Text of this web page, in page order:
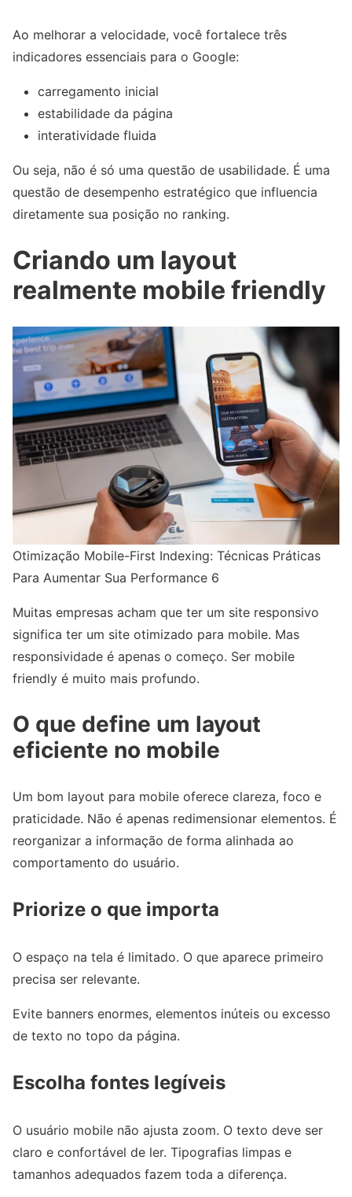
Ao melhorar a velocidade, você fortalece três
indicadores essenciais para o Google:
carregamento inicial
estabilidade da página
interatividade fluida
Ou seja, não é só uma questão de usabilidade. É uma
questão de desempenho estratégico que influencia
diretamente sua posição no ranking.
Criando um layout
realmente mobile friendly
Otimização Mobile-First Indexing: Técnicas Práticas
Para Aumentar Sua Performance 6
Muitas empresas acham que ter um site responsivo
significa ter um site otimizado para mobile. Mas
responsividade é apenas o começo. Ser mobile
friendly é muito mais profundo.
O que define um layout
eficiente no mobile
Um bom layout para mobile oferece clareza, foco e
praticidade. Não é apenas redimensionar elementos. É
reorganizar a informação de forma alinhada ao
comportamento do usuário.
Priorize o que importa
O espaço na tela é limitado. O que aparece primeiro
precisa ser relevante.
Evite banners enormes, elementos inúteis ou excesso
de texto no topo da página.
Escolha fontes legíveis
O usuário mobile não ajusta zoom. O texto deve ser
claro e confortável de ler. Tipografias limpas e
tamanhos adequados fazem toda a diferença.